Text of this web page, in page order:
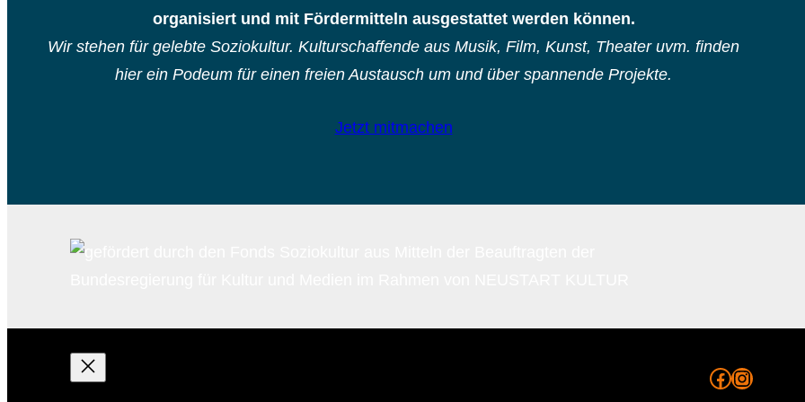
organisiert und mit Fördermitteln ausgestattet werden können.
Wir stehen für gelebte Soziokultur. Kulturschaffende aus Musik, Film, Kunst, Theater uvm. finden
hier ein Podeum für einen freien Austausch um und über spannende Projekte.
Jetzt mitmachen
Facebook